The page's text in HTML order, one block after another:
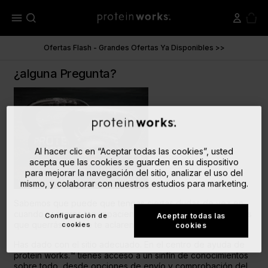
menu
Ofertas Flash - Grandes Ofertas Ya Disponibles >>
¿alguna Pregunta?
Sabemos que puede que tengas ciertas dudas de vez en
cuando, y si eres tan impaciente como nosotros imaginamos
que querrás que se te aclaren rápidamente.
protein works.™ tienes acceso a un sinfín de conocimientos
sobre todo, desde opciones de envío y comprobación del
Al hacer clic en “Aceptar todas las cookies”, usted
acepta que las cookies se guarden en su dispositivo
para mejorar la navegación del sitio, analizar el uso del
mismo, y colaborar con nuestros estudios para marketing.
Aceptar todas las
cookies
Configuración de
cookies